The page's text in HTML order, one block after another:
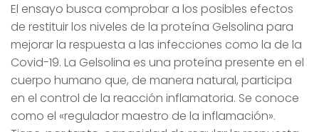
El ensayo busca comprobar a los posibles efectos
de restituir los niveles de la proteína Gelsolina para
mejorar la respuesta a las infecciones como la de la
Covid-19. La Gelsolina es una proteína presente en el
cuerpo humano que, de manera natural, participa
en el control de la reacción inflamatoria. Se conoce
como el «regulador maestro de la inflamación».